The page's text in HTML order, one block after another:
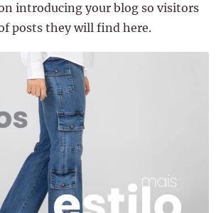
introducing your blog so visitors
posts they will find here.